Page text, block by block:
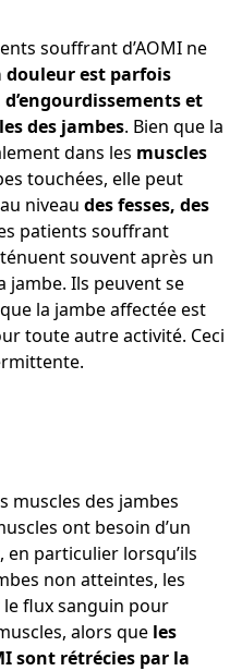
souffrant d’AOMI ne
douleur est parfois
et
des jambes. Bien que la
dans les muscles
touchées, elle peut
niveau des fesses, des
patients souffrant
souvent après un
jambe. Ils peuvent se
la jambe affectée est
toute autre activité. Ceci
muscles des jambes
ont besoin d’un
particulier lorsqu’ils
non atteintes, les
flux sanguin pour
alors que les
sont rétrécies par la